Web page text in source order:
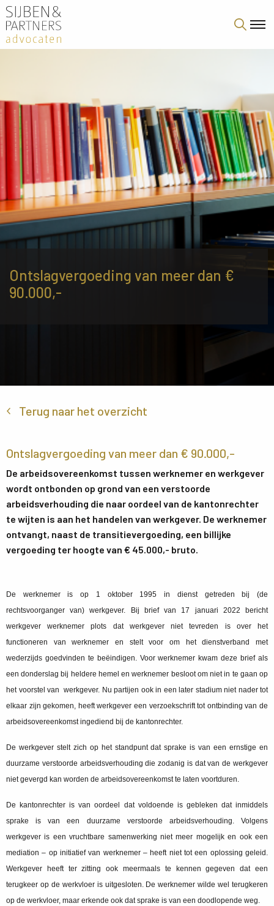
Ontslagvergoeding van meer dan €
90.000,-
Terug naar het overzicht
Ontslagvergoeding van meer dan € 90.000,-
De arbeidsovereenkomst tussen werknemer en werkgever
wordt ontbonden op grond van een verstoorde
arbeidsverhouding die naar oordeel van de kantonrechter
te wijten is aan het handelen van werkgever. De werknemer
ontvangt, naast de transitievergoeding, een billijke
vergoeding ter hoogte van € 45.000,- bruto.
De werknemer is op 1 oktober 1995 in dienst getreden bij (de
rechtsvoorganger van) werkgever. Bij brief van 17 januari 2022 bericht
werkgever werknemer plots dat werkgever niet tevreden is over het
functioneren van werknemer en stelt voor om het dienstverband met
wederzijds goedvinden te beëindigen. Voor werknemer kwam deze brief als
een donderslag bij heldere hemel en werknemer besloot om niet in te gaan op
het voorstel van werkgever. Nu partijen ook in een later stadium niet nader tot
elkaar zijn gekomen, heeft werkgever een verzoekschrift tot ontbinding van de
arbeidsovereenkomst ingediend bij de kantonrechter.
De werkgever stelt zich op het standpunt dat sprake is van een ernstige en
duurzame verstoorde arbeidsverhouding die zodanig is dat van de werkgever
niet gevergd kan worden de arbeidsovereenkomst te laten voortduren.
De kantonrechter is van oordeel dat voldoende is gebleken dat inmiddels
sprake is van een duurzame verstoorde arbeidsverhouding. Volgens
werkgever is een vruchtbare samenwerking niet meer mogelijk en ook een
mediation – op initiatief van werknemer – heeft niet tot een oplossing geleid.
Werkgever heeft ter zitting ook meermaals te kennen gegeven dat een
terugkeer op de werkvloer is uitgesloten. De werknemer wilde wel terugkeren
op de werkvloer, maar erkende ook dat sprake is van een doodlopende weg.